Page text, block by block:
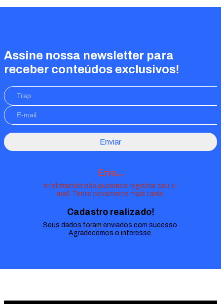
Assine nossa newsletter para
receber conteúdos exclusivos!
Enviar
Erro...
Infelizmente não pudemos registrar seu e-
mail. Tente novamente mais tarde.
Cadastro realizado!
Seus dados foram enviados com sucesso.
Agradecemos o interesse.